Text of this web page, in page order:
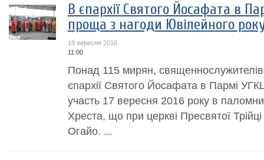
В єпархії Святого Йосафата в
проща з нагоди Ювілейного
19 вересня 2016
11:00
Понад 115 мирян, священнослужителів
єпархії Святого Йосафата в Пармі
участь 17 вересня 2016 року в
Хреста, що при церкві Пресвятої
Огайо. ...